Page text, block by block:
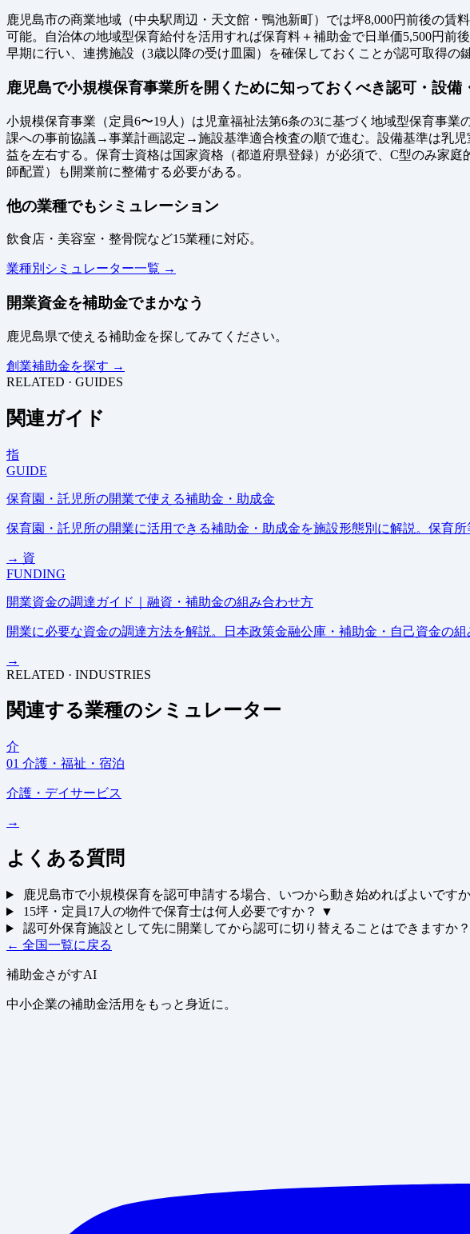
鹿児島市の商業地域（中央駅周辺・天文館・鴨池新町）では坪8,000円前後の
可能。自治体の地域型保育給付を活用すれば保育料＋補助金で日単価5,500円
早期に行い、連携施設（3歳以降の受け皿園）を確保しておくことが認可取得の
鹿児島で小規模保育事業所を開くために知っておくべき認可・設備
小規模保育事業（定員6〜19人）は児童福祉法第6条の3に基づく地域型保育事
課への事前協議→事業計画認定→施設基準適合検査の順で進む。設備基準は乳児
益を左右する。保育士資格は国家資格（都道府県登録）が必須で、C型のみ家
師配置）も開業前に整備する必要がある。
他の業種でもシミュレーション
飲食店・美容室・整骨院など15業種に対応。
業種別シミュレーター一覧 →
開業資金を補助金でまかなう
鹿児島県で使える補助金を探してみてください。
創業補助金を探す →
RELATED · GUIDES
関連ガイド
指
GUIDE
保育園・託児所の開業で使える補助金・助成金
保育園・託児所の開業に活用できる補助金・助成金を施設形態別に解説。保育
→ 資
FUNDING
開業資金の調達ガイド｜融資・補助金の組み合わせ方
開業に必要な資金の調達方法を解説。日本政策金融公庫・補助金・自己資金の
→
RELATED · INDUSTRIES
関連する業種のシミュレーター
介
01 介護・福祉・宿泊
介護・デイサービス
→
よくある質問
鹿児島市で小規模保育を認可申請する場合、いつから動き始めればよいですか
15坪・定員17人の物件で保育士は何人必要ですか？
▼
認可外保育施設として先に開業してから認可に切り替えることはできますか？
← 全国一覧に戻る
補助金さがすAI
中小企業の補助金活用をもっと身近に。